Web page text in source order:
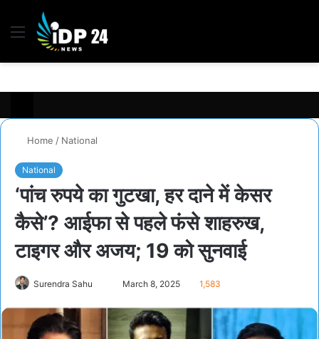
Menu
Home / National
National
‘पांच रुपये का गुटखा, हर दाने में केसर
कैसे’? आईफा से पहले फंसे शाहरुख,
टाइगर और अजय; 19 को सुनवाई
Surendra Sahu
email
March 8, 2025 1,583